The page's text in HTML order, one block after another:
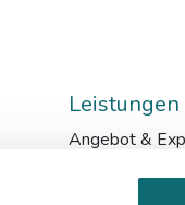
Leistungen
Angebot &